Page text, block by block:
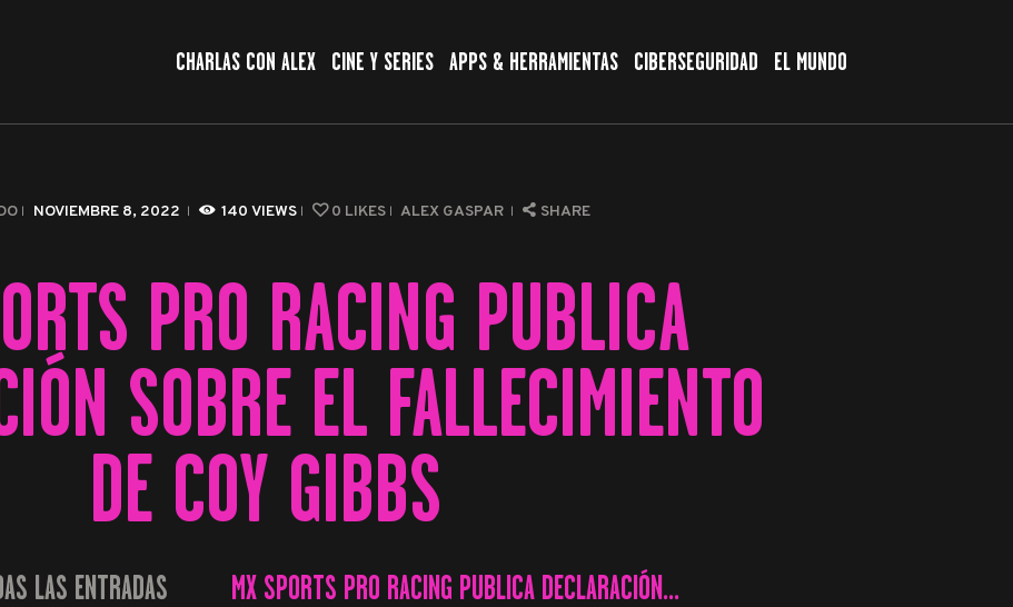
CHARLAS CON ALEX CINE Y SERIES APPS & HERRAMIENTAS CIBERSEGURIDAD EL MUNDO
NOVIEMBRE 8, 2022 140 VIEWS 0 LIKES ALEX GASPAR SHARE
PRO RACING PUBLICA
SOBRE EL FALLECIMIENTO
DE COY GIBBS
LAS ENTRADAS MX SPORTS PRO RACING PUBLICA DECLARACIÓN...
CINE Y SERIES
APPS & HERRAMIENTAS